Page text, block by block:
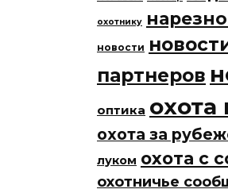
охотнику
новости
партнеров
оптика охота
охота за
луком охота с
охотничье